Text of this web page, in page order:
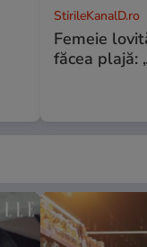
StirileKanalD.ro
Femeie
făcea plajă: